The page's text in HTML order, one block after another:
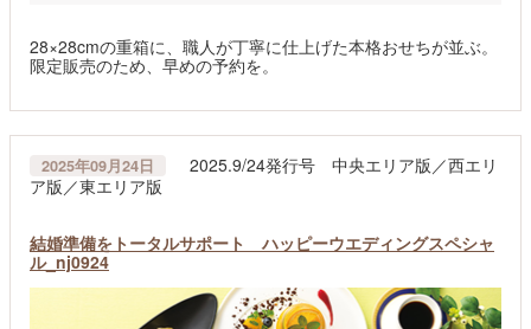
28×28cmの重箱に、職人が丁寧に仕上げた本格おせちが並ぶ。
限定販売のため、早めの予約を。
2025年09月24日
2025.9/24発行号 中央エリア版／西エリ
ア版／東エリア版
結婚準備をトータルサポート ハッピーウエディングスペシャ
ル_nj0924